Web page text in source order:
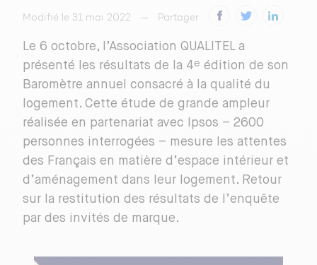
Modifié le 31 mai 2022 Partager
Le 6 octobre, l’Association QUALITEL a
présenté les résultats de la 4e édition de son
Baromètre annuel consacré à la qualité du
logement. Cette étude de grande ampleur
réalisée en partenariat avec Ipsos – 2600
personnes interrogées – mesure les attentes
des Français en matière d’espace intérieur et
d’aménagement dans leur logement. Retour
sur la restitution des résultats de l’enquête
par des invités de marque.